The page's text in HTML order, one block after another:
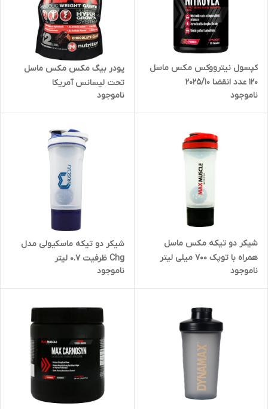
کپسول نیترووکس مکس ماسل
120 عدد انقضا 2025/10
ناموجود
پودر بیگ مکس مکس ماسل
تحت لیسانس آمریکا
ناموجود
شیکر دو تیکه مکس ماسل
همراه با توپک 700 میلی لیتر
ناموجود
شیکر دو تیکه ماسکیولی مدل
Chg ظرفیت ۰.۷ لیتر
ناموجود